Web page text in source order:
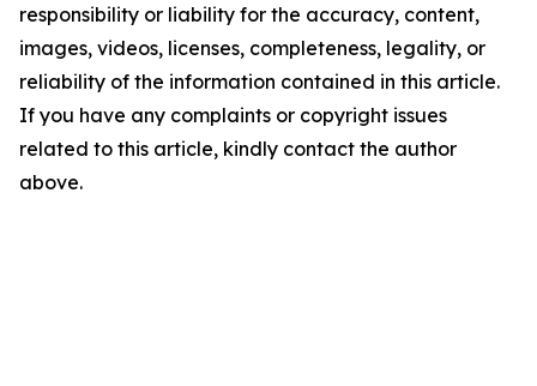
responsibility or liability for the accuracy, content,
images, videos, licenses, completeness, legality, or
reliability of the information contained in this article.
If you have any complaints or copyright issues
related to this article, kindly contact the author
above.